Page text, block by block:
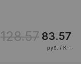
128.57 83.57
руб. / К-т